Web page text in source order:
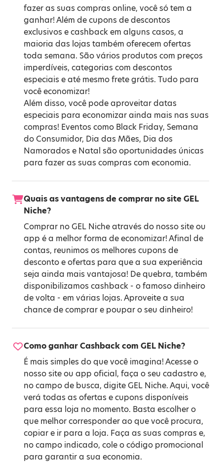
fazer as suas compras online, você só tem a
ganhar! Além de cupons de descontos
exclusivos e cashback em alguns casos, a
maioria das lojas também oferecem ofertas
toda semana. São vários produtos com preços
imperdíveis, categorias com descontos
especiais e até mesmo frete grátis. Tudo para
você economizar!
Além disso, você pode aproveitar datas
especiais para economizar ainda mais nas suas
compras! Eventos como Black Friday, Semana
do Consumidor, Dia das Mães, Dia dos
Namorados e Natal são oportunidades únicas
para fazer as suas compras com economia.
Quais as vantagens de comprar no site GEL
Niche?
Comprar no GEL Niche através do nosso site ou
app é a melhor forma de economizar! Afinal de
contas, reunimos os melhores cupons de
desconto e ofertas para que a sua experiência
seja ainda mais vantajosa! De quebra, também
disponibilizamos cashback - o famoso dinheiro
de volta - em várias lojas. Aproveite a sua
chance de comprar e poupar o seu dinheiro!
Como ganhar Cashback com GEL Niche?
É mais simples do que você imagina! Acesse o
nosso site ou app oficial, faça o seu cadastro e,
no campo de busca, digite GEL Niche. Aqui, você
verá todas as ofertas e cupons disponíveis
para essa loja no momento. Basta escolher o
que melhor corresponder ao que você procura,
copiar e ir para a loja. Faça as suas compras e,
no campo indicado, cole o código promocional
para garantir a sua economia.